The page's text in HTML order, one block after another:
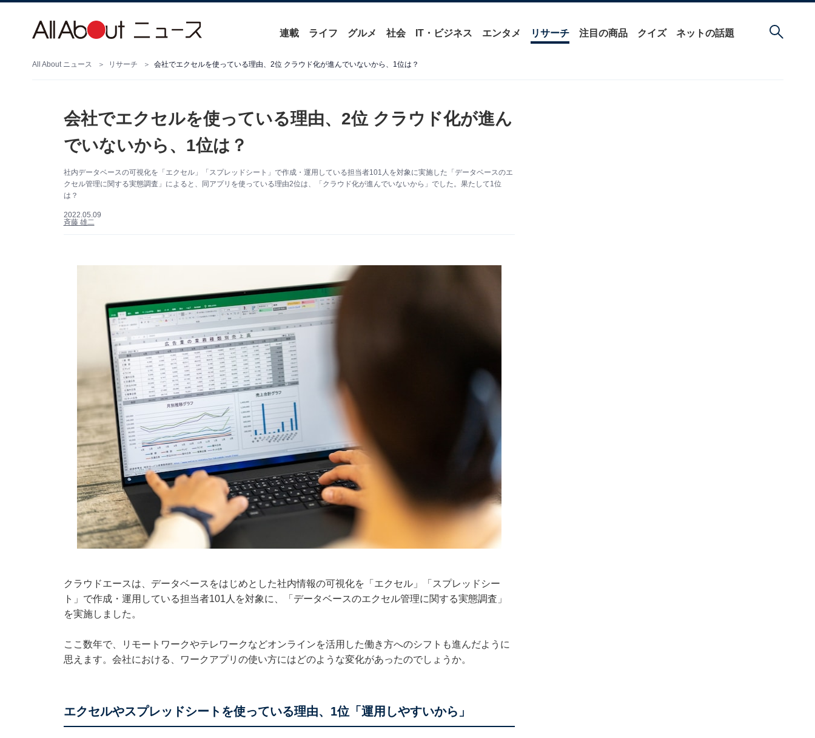
連載 ライフ グルメ 社会 IT・ビジネス エンタメ リサーチ 注目の商品 クイズ ネットの話題
All About ニュース リサーチ 会社でエクセルを使っている理由、2位 クラウド化が進んでいないから、1位は？
会社でエクセルを使っている理由、2位 クラウド化が進ん
でいないから、1位は？
社内データベースの可視化を「エクセル」「スプレッドシート」で作成・運用している担当者101人を対象に実施した「データベースのエ
クセル管理に関する実態調査」によると、同アプリを使っている理由2位は、「クラウド化が進んでいないから」でした。果たして1位
は？
2022.05.09
斉藤 雄二
クラウドエースは、データベースをはじめとした社内情報の可視化を「エクセル」「スプレッドシー
ト」で作成・運用している担当者101人を対象に、「データベースのエクセル管理に関する実態調査」
を実施しました。
ここ数年で、リモートワークやテレワークなどオンラインを活用した働き方へのシフトも進んだように
思えます。会社における、ワークアプリの使い方にはどのような変化があったのでしょうか。
エクセルやスプレッドシートを使っている理由、1位「運用しやすいから」